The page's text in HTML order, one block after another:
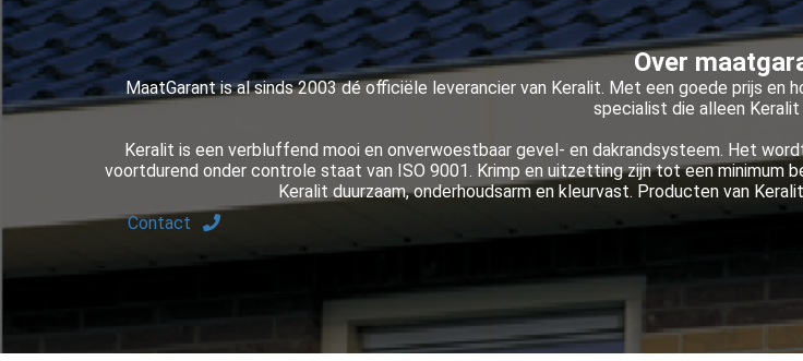
Over
MaatGarant is al sinds 2003 dé officiële leverancier van Keralit. Met een goede prijs en
specialist die alleen
Keralit is een verbluffend mooi en onverwoestbaar gevel- en dakrandsysteem. Het
voortdurend onder controle staat van ISO 9001. Krimp en uitzetting zijn tot een
Keralit duurzaam, onderhoudsarm en kleurvast. Producten van
Contact